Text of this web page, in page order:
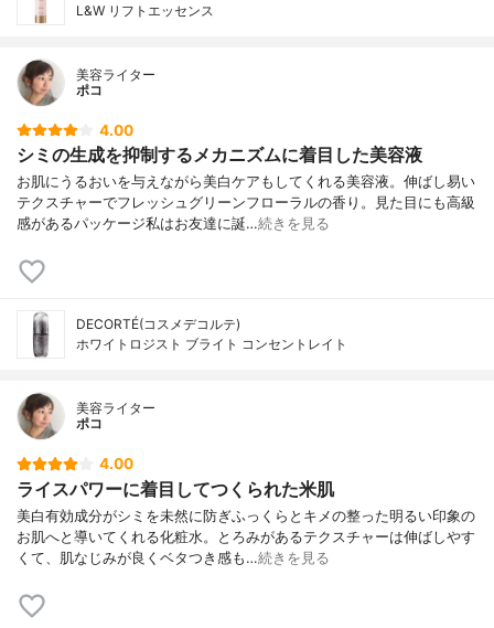
L&W リフトエッセンス
美容ライター
ポコ
4.00
シミの生成を抑制するメカニズムに着目した美容液
お肌にうるおいを与えながら美白ケアもしてくれる美容液。伸ばし易い
テクスチャーでフレッシュグリーンフローラルの香り。見た目にも高級
感があるパッケージ私はお友達に誕…続きを見る
DECORTÉ(コスメデコルテ)
ホワイトロジスト ブライト コンセントレイト
美容ライター
ポコ
4.00
ライスパワーに着目してつくられた米肌
美白有効成分がシミを未然に防ぎふっくらとキメの整った明るい印象の
お肌へと導いてくれる化粧水。とろみがあるテクスチャーは伸ばしやす
くて、肌なじみが良くベタつき感も…続きを見る